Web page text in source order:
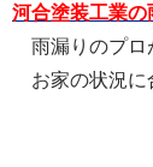
河合塗装工業の
雨漏りのプロ
お家の状況に